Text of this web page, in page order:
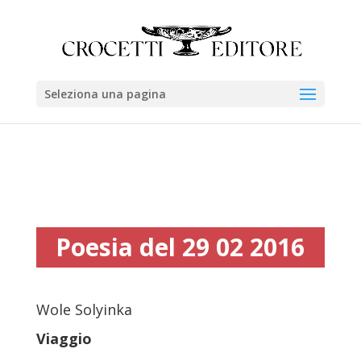
Seleziona una pagina
Poesia del 29 02 2016
Wole Solyinka
Viaggio